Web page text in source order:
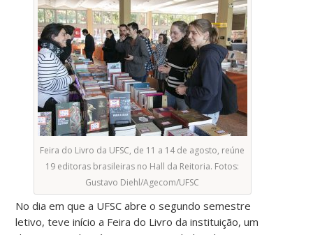
Feira do Livro da UFSC, de 11 a 14 de agosto, reúne
19 editoras brasileiras no Hall da Reitoria. Fotos:
Gustavo Diehl/Agecom/UFSC
No dia em que a UFSC abre o segundo semestre
letivo, teve início a Feira do Livro da instituição, um